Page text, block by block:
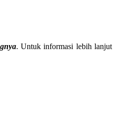
. Untuk informasi lebih lanjut